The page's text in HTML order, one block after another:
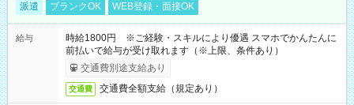
派遣 ブランクOK WEB登録・面接OK
給与
時給1800円 ※ご経験・スキルにより優遇 スマホでかんたんに
前払いで給与が受け取れます（※上限、条件あり）
交通費別途支給あり
交通費 交通費全額支給（規定あり）